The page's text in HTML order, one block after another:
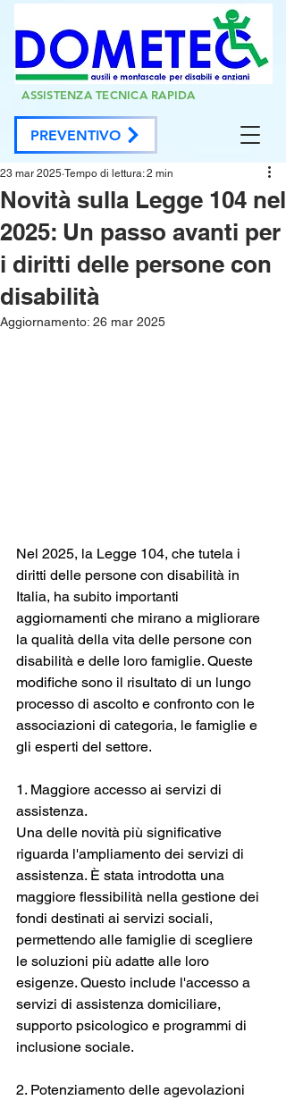
PREVENTIVO
ASSISTENZA TECNICA RAPIDA
Novità sulla Legge 104 nel
2025: Un passo avanti per
i diritti delle persone con
disabilità
23 mar 2025 Tempo di lettura: 2 min
Aggiornamento: 26 mar 2025
Nel 2025, la Legge 104, che tutela i
diritti delle persone con disabilità in
Italia, ha subito importanti
aggiornamenti che mirano a migliorare
la qualità della vita delle persone con
disabilità e delle loro famiglie. Queste
modifiche sono il risultato di un lungo
processo di ascolto e confronto con le
associazioni di categoria, le famiglie e
gli esperti del settore.
1. Maggiore accesso ai servizi di
assistenza.
Una delle novità più significative
riguarda l'ampliamento dei servizi di
assistenza. È stata introdotta una
maggiore flessibilità nella gestione dei
fondi destinati ai servizi sociali,
permettendo alle famiglie di scegliere
le soluzioni più adatte alle loro
esigenze. Questo include l'accesso a
servizi di assistenza domiciliare,
supporto psicologico e programmi di
inclusione sociale.
2. Potenziamento delle agevolazioni